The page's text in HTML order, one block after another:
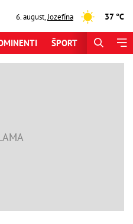
6. august,Jozefína 37 °C
ŠPORT